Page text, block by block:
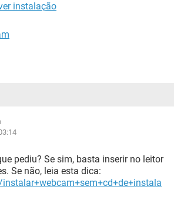
instalação
pediu? Se sim, basta inserir no leitor
Se não, leia esta dica: